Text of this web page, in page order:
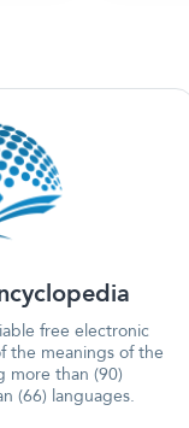
free electronic
the meanings of the
more than (90)
(66) languages.